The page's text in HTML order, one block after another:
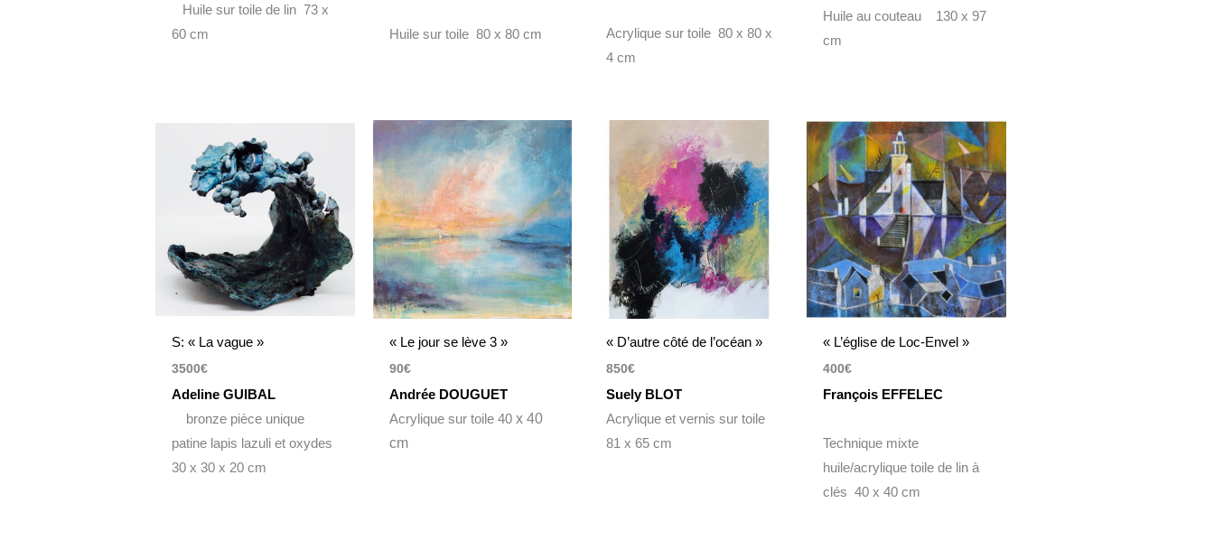
Huile sur toile de lin 73 x
60 cm
Huile sur toile 80 x 80 cm
Acrylique sur toile 80 x 80 x
4 cm
Huile au couteau 130 x 97
cm
S: « La vague »
3500€
Adeline GUIBAL
bronze pièce unique
patine lapis lazuli et oxydes
30 x 30 x 20 cm
« Le jour se lève 3 »
90€
Andrée DOUGUET
Acrylique sur toile 40x 40
cm
« D’autre côté de l’océan »
850€
Suely BLOT
Acrylique et vernis sur toile
81 x 65 cm
« L’église de Loc-Envel »
400€
François EFFELEC
Technique mixte
huile/acrylique toile de lin à
clés 40 x 40 cm